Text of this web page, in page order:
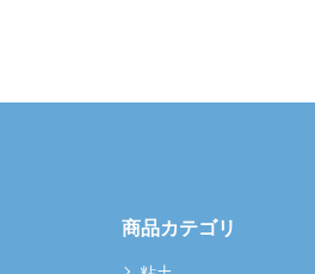
商品カテゴリ